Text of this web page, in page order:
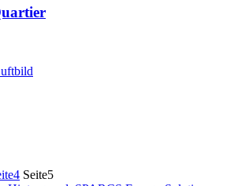
4 Seite5